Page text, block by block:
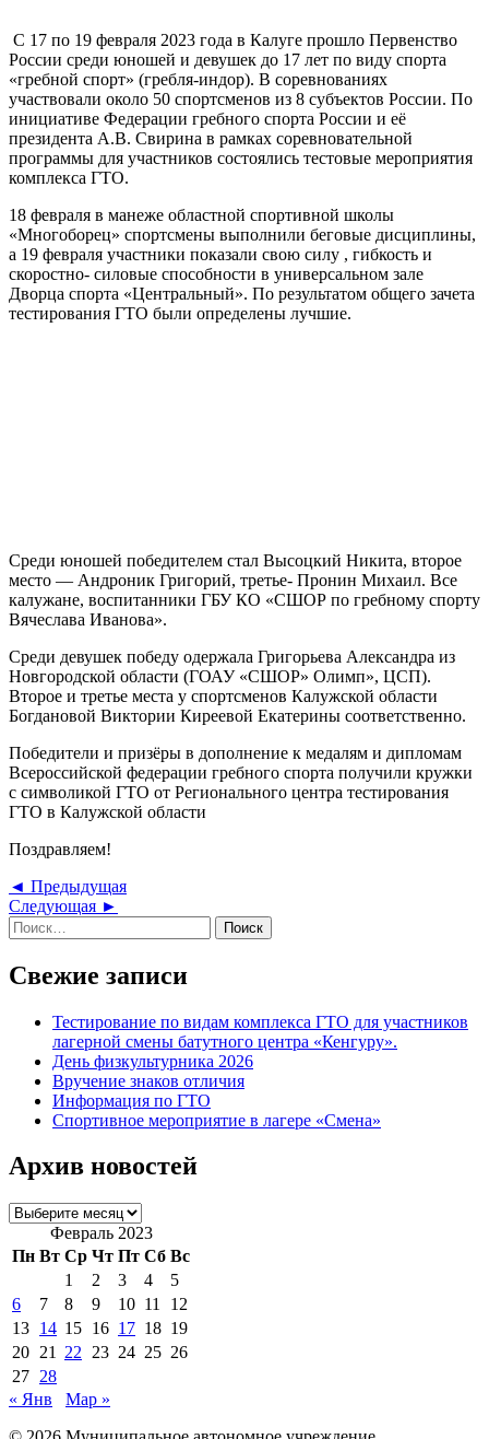
С 17 по 19 февраля 2023 года в Калуге прошло Первенство
России среди юношей и девушек до 17 лет по виду спорта
«гребной спорт» (гребля-индор). В соревнованиях
участвовали около 50 спортсменов из 8 субъектов России. По
инициативе Федерации гребного спорта России и её
президента А.В. Свирина в рамках соревновательной
программы для участников состоялись тестовые мероприятия
комплекса ГТО.
18 февраля в манеже областной спортивной школы
«Многоборец» спортсмены выполнили беговые дисциплины,
а 19 февраля участники показали свою силу , гибкость и
скоростно- силовые способности в универсальном зале
Дворца спорта «Центральный». По результатом общего зачета
тестирования ГТО были определены лучшие.
Среди юношей победителем стал Высоцкий Никита, второе
место — Андроник Григорий, третье- Пронин Михаил. Все
калужане, воспитанники ГБУ КО «СШОР по гребному спорту
Вячеслава Иванова».
Среди девушек победу одержала Григорьева Александра из
Новгородской области (ГОАУ «СШОР» Олимп», ЦСП).
Второе и третье места у спортсменов Калужской области
Богдановой Виктории Киреевой Екатерины соответственно.
Победители и призёры в дополнение к медалям и дипломам
Всероссийской федерации гребного спорта получили кружки
с символикой ГТО от Регионального центра тестирования
ГТО в Калужской области
Поздравляем!
Навигация
по
записям
◄ ПредыдущаяПредыдущая
Следующая ►
Найти:
Свежие записи
Тестирование по видам комплекса ГТО для участников
лагерной смены батутного центра «Кенгуру».
День физкультурника 2026
Вручение знаков отличия
Информация по ГТО
Спортивное мероприятие в лагере «Смена»
Архив новостей
Архив
новостейФевраль 2023
Пн Вт Ср Чт Пт Сб Вс
1
2 3 4
5
6
7 8 9 10 11
12
13 14 15 16 17 18 19
20 21 22 23 24 25 26
27 28
« Янв
Мар »